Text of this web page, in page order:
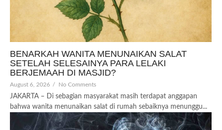
BENARKAH WANITA MENUNAIKAN SALAT
SETELAH SELESAINYA PARA LELAKI
BERJEMAAH DI MASJID?
August 6, 2026 / No Comments
JAKARTA – Di sebagian masyarakat masih terdapat anggapan
bahwa wanita menunaikan salat di rumah sebaiknya menunggu...